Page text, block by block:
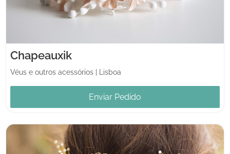
Chapeauxik
Véus e outros acessórios Lisboa
Enviar Pedido